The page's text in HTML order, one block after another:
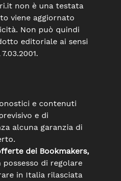
non è una testata
viene aggiornato
Non può quindi
editoriale ai sensi
e contenuti
e di
alcuna garanzia di
dei Bookmakers,
di regolare
in Italia rilasciata